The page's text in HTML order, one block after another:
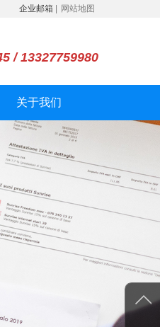
企业邮箱 网站地图
/ 13327759980
关于我们